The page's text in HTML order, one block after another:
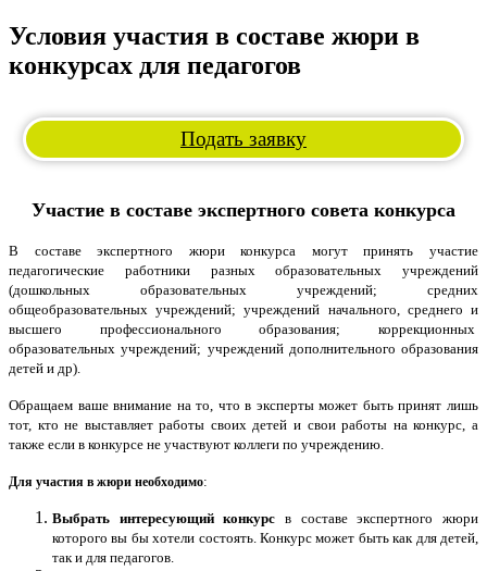
Условия участия в составе жюри в
конкурсах для педагогов
Подать заявку
Участие в составе экспертного совета конкурса
В составе экспертного жюри конкурса могут принять участие
педагогические работники разных образовательных учреждений
(дошкольных образовательных учреждений; средних
общеобразовательных учреждений; учреждений начального, среднего и
высшего профессионального образования; коррекционных
образовательных учреждений; учреждений дополнительного образования
детей и др).
Обращаем ваше внимание на то, что в эксперты может быть принят лишь
тот, кто не выставляет работы своих детей и свои работы на конкурс, а
также если в конкурсе не участвуют коллеги по учреждению.
Для участия в жюри необходимо:
Выбрать интересующий конкурс в составе экспертного жюри
которого вы бы хотели состоять. Конкурс может быть как для детей,
так и для педагогов.